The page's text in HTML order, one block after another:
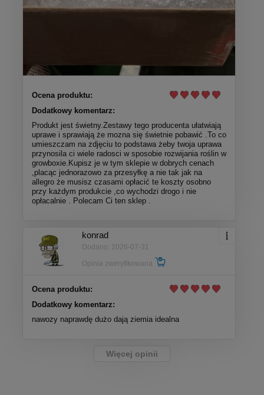
Ocena produktu:
Dodatkowy komentarz:
Produkt jest świetny.Zestawy tego producenta ułatwiają
uprawe i sprawiają że mozna się świetnie pobawić .To co
umieszczam na zdjęciu to podstawa żeby twoja uprawa
przynosila ci wiele radosci w sposobie rozwijania roślin w
growboxie.Kupisz je w tym sklepie w dobrych cenach
,placąc jednorazowo za przesyłkę a nie tak jak na
allegro że musisz czasami opłacić te koszty osobno
przy każdym produkcie ,co wychodzi drogo i nie
opłacalnie . Polecam Ci ten sklep .
konrad
Dodano: 2026-07-31
Opinia zweryfikowana
Ocena produktu:
Dodatkowy komentarz:
nawozy naprawdę dużo dają ziemia idealna
Więcej opinii